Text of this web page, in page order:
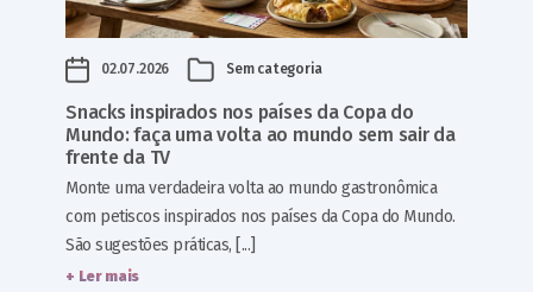
02.07.2026 Sem categoria
Snacks inspirados nos países da Copa do
Mundo: faça uma volta ao mundo sem sair da
frente da TV
Monte uma verdadeira volta ao mundo gastronômica
com petiscos inspirados nos países da Copa do Mundo.
São sugestões práticas, [...]
+ Ler mais